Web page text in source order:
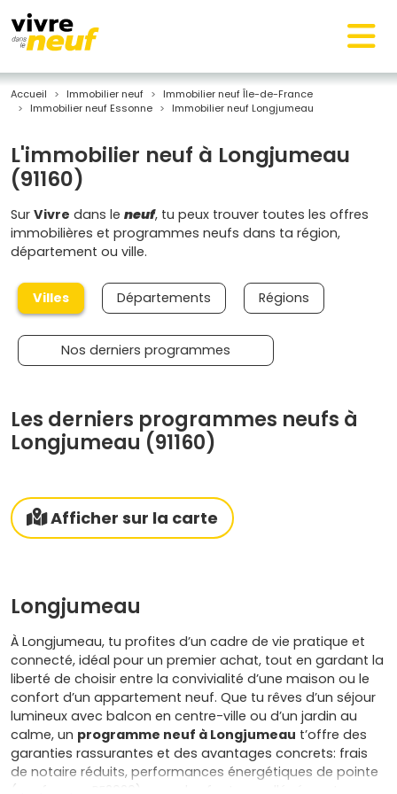
Accueil Immobilier neuf
Immobilier neuf Île-de-France
Immobilier neuf Essonne
Immobilier neuf Longjumeau
L'immobilier neuf à Longjumeau
(91160)
Sur Vivre dans le neuf, tu peux trouver toutes les offres
immobilières et programmes neufs dans ta région,
département ou ville.
Villes Départements Régions
Nos derniers programmes
Les derniers programmes neufs à
Longjumeau (91160)
Afficher sur la carte
Longjumeau
À Longjumeau, tu profites d’un cadre de vie pratique et
connecté, idéal pour un premier achat, tout en gardant la
liberté de choisir entre la convivialité d’une maison ou le
confort d’un appartement neuf. Que tu rêves d’un séjour
lumineux avec balcon en centre-ville ou d’un jardin au
calme, un programme neuf à Longjumeau t’offre des
garanties rassurantes et des avantages concrets: frais
de notaire réduits, performances énergétiques de pointe
(conformes RE2020) pour des factures allégées, et